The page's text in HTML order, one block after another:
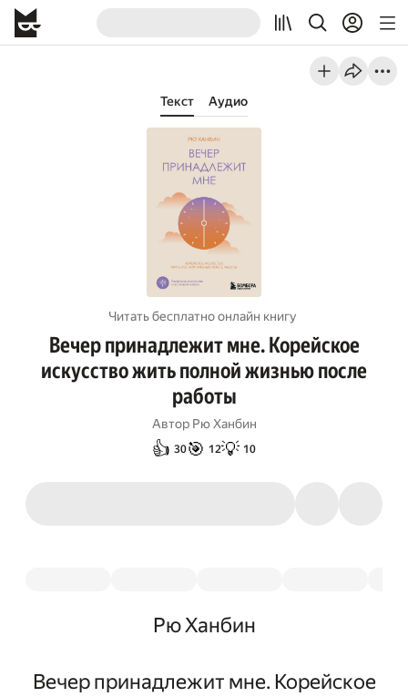
Текст Аудио
Читать бесплатно онлайн книгу
Вечер принадлежит мне. Корейское
искусство жить полной жизнью после
работы
Автор Рю Ханбин
👍 30🎯 12💡 10
Рю Ханбин
Вечер принадлежит мне. Корейское